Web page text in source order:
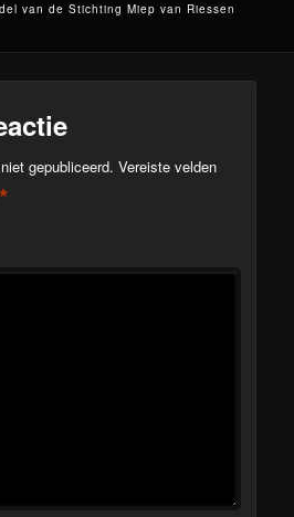
van de Stichting Miep van Riessen
gepubliceerd. Vereiste velden
*